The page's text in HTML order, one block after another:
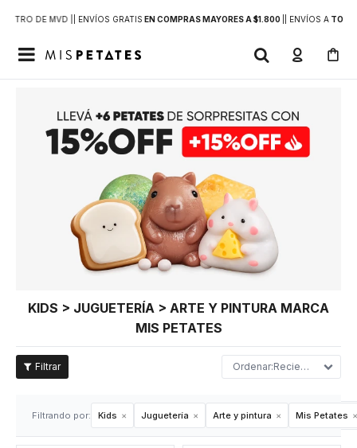
DE MVD | | ENVÍOS GRATIS EN COMPRAS MAYORES A $1.800 | ENVÍOS ATODO

KIDS > JUGUETERÍA > ARTE Y PINTURA MARCA
MIS PETATES
Recientes
Filtrando por: Kids Juguetería Arte y pintura Mis Petates